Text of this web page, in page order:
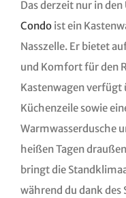
Das derzeit nur in
Condoist ein
Nasszelle. Er bietet
und Komfort für den
Kastenwagen verfügt
Küchenzeile sowie
Warmwasserdusche
heißen Tagen
bringt die
während du dank des